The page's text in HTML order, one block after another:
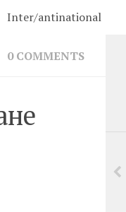
Inter/antinational
0 COMMENTS